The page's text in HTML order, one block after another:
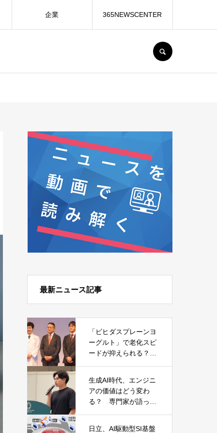
企業 365NEWSCENTER
最新ニュース記事
「ビヒダスプレーンヨ
ーグルト」で老化スピ
ードが抑えられる？
生成AI時代、エンジニ
アの価値はどう変わ
る？ 専門家が語った
日立、AI駆動型SI基盤